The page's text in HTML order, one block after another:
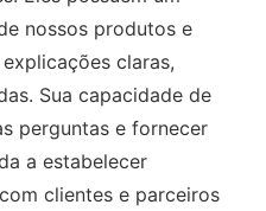
nossos produtos e
claras,
Sua capacidade de
perguntas e fornecer
a estabelecer
clientes e parceiros